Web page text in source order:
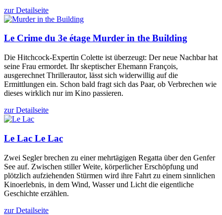
zur Detailseite
Le Crime du 3e étage Murder in the Building
Die Hitchcock-Expertin Colette ist überzeugt: Der neue Nachbar hat
seine Frau ermordet. Ihr skeptischer Ehemann François,
ausgerechnet Thrillerautor, lässt sich widerwillig auf die
Ermittlungen ein. Schon bald fragt sich das Paar, ob Verbrechen wie
dieses wirklich nur im Kino passieren.
zur Detailseite
Le Lac Le Lac
Zwei Segler brechen zu einer mehrtägigen Regatta über den Genfer
See auf. Zwischen stiller Weite, körperlicher Erschöpfung und
plötzlich aufziehenden Stürmen wird ihre Fahrt zu einem sinnlichen
Kinoerlebnis, in dem Wind, Wasser und Licht die eigentliche
Geschichte erzählen.
zur Detailseite